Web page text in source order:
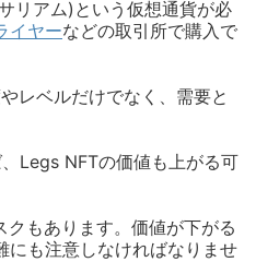
リアム)という仮想通貨が必
イヤーなどの取引所で購入で
レベルだけでなく、需要と
Legs NFTの価値も上がる可
クもあります。価値が下がる
にも注意しなければなりませ